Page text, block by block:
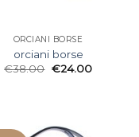
ORCIANI BORSE
orciani borse
€38.00 €24.00